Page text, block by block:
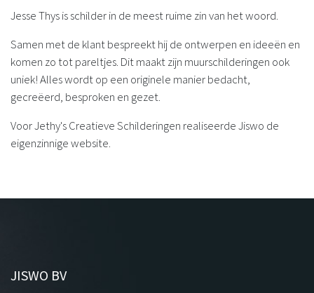
Jesse Thys is schilder in de meest ruime zin van het woord.
Samen met de klant bespreekt hij de ontwerpen en ideeën en
komen zo tot pareltjes. Dit maakt zijn muurschilderingen ook
uniek! Alles wordt op een originele manier bedacht,
gecreëerd, besproken en gezet.
Voor Jethy's Creatieve Schilderingen realiseerde Jiswo de
eigenzinnige website.
JISWO BV